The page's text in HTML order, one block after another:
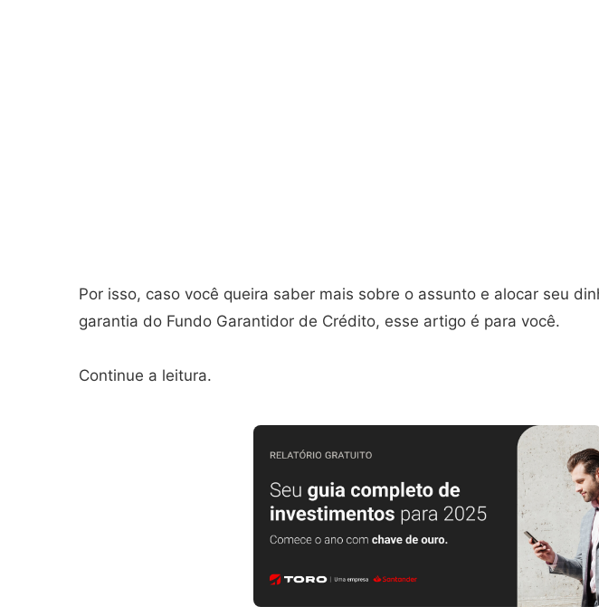
Por isso, caso você queira saber mais sobre o assunto e alocar seu
garantia do Fundo Garantidor de Crédito, esse artigo é para você.
Continue a leitura.